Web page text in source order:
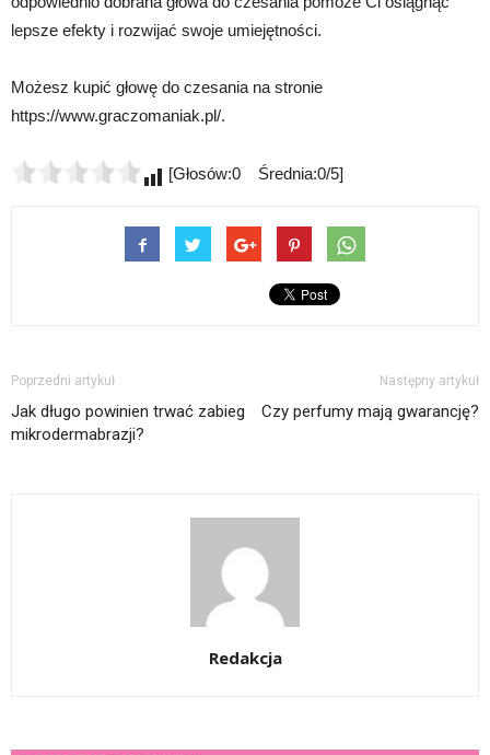
lepsze efekty i rozwijać swoje umiejętności.
Możesz kupić głowę do czesania na stronie
https://www.graczomaniak.pl/.
[Głosów:0 Średnia:0/5]
Poprzedni artykuł
Jak długo powinien trwać zabieg
mikrodermabrazji?
Następny artykuł
Czy perfumy mają gwarancję?
Redakcja